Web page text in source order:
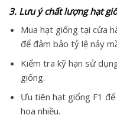
3. Lưu ý chất lượng hạt
Mua hạt giống tại cửa
để đảm bảo tỷ lệ nảy
Kiểm tra kỹ hạn sử
giống.
Ưu tiên hạt giống F1
hoa nhiều.